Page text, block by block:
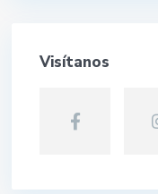
Visítanos